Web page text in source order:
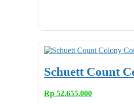
Schuett Count
Rp 52,655,000